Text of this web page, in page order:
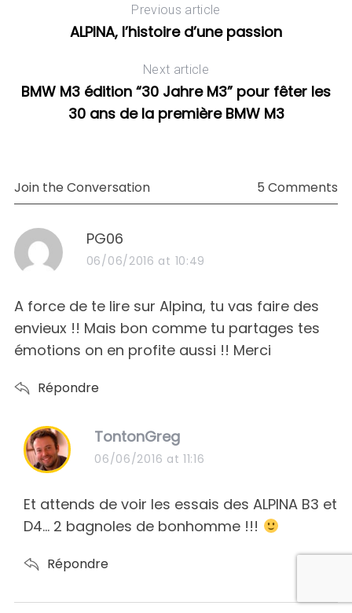
Previous article
ALPINA, l’histoire d’une passion
Next article
BMW M3 édition “30 Jahre M3” pour fêter les
30 ans de la première BMW M3
Join the Conversation 5 Comments
s
a
s
:
PG06
06/06/2016 at 10:49
A force de te lire sur Alpina, tu vas faire des
envieux !! Mais bon comme tu partages tes
émotions on en profite aussi !! Merci
Répondre
s
a
s
:
TontonGreg
06/06/2016 at 11:16
Et attends de voir les essais des ALPINA B3 et
D4… 2 bagnoles de bonhomme !!!
Répondre